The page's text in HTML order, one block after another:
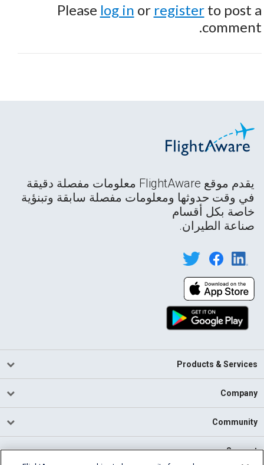
Please log in or registerto post a
comment.
يقدم موقع FlightAware معلومات مفصلة دقيقة
في وقت حدوثها ومعلومات مفصلة سابقة وتبنؤية
خاصة بكل أقسام
صناعة الطيران.
Products & Services
Company
Community
Support